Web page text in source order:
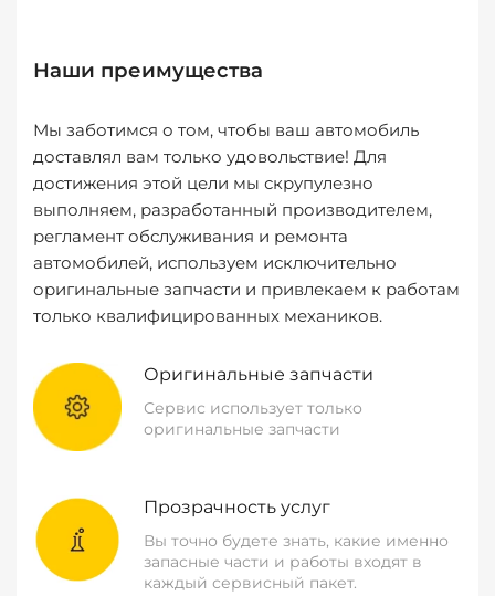
Наши преимущества
Мы заботимся о том, чтобы ваш автомобиль
доставлял вам только удовольствие! Для
достижения этой цели мы скрупулезно
выполняем, разработанный производителем,
регламент обслуживания и ремонта
автомобилей, используем исключительно
оригинальные запчасти и привлекаем к работам
только квалифицированных механиков.
Оригинальные запчасти
Сервис использует только
оригинальные запчасти
Прозрачность услуг
Вы точно будете знать, какие именно
запасные части и работы входят в
каждый сервисный пакет.